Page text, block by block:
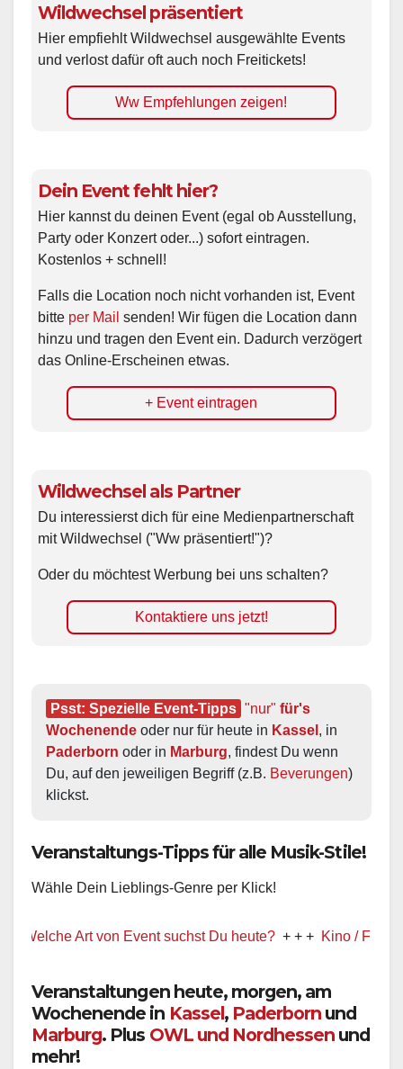
Wildwechsel präsentiert
Hier empfiehlt Wildwechsel ausgewählte Events
und verlost dafür oft auch noch Freitickets!
Ww Empfehlungen zeigen!
Dein Event fehlt hier?
Hier kannst du deinen Event (egal ob Ausstellung,
Party oder Konzert oder...) sofort eintragen.
Kostenlos + schnell!
Falls die Location noch nicht vorhanden ist, Event
bitte per Mail senden! Wir fügen die Location dann
hinzu und tragen den Event ein. Dadurch verzögert
das Online-Erscheinen etwas.
+ Event eintragen
Wildwechsel als Partner
Du interessierst dich für eine Medienpartnerschaft
mit Wildwechsel ("Ww präsentiert!")?
Oder du möchtest Werbung bei uns schalten?
Kontaktiere uns jetzt!
Psst: Spezielle Event-Tipps "nur" für's
Wochenende oder nur für heute in Kassel
Paderborn oder in Marburg, findest Du wenn
Du, auf den jeweiligen Begriff (z.B. Beverungen)
klickst.
Veranstaltungs-Tipps für alle Musik-Stile!
Wähle Dein Lieblings-Genre per Klick!
Art von Event suchst Du heute? + + + Kino / Film + + +
Veranstaltungen heute, morgen, am
Wochenende in Kassel, Paderborn und
Marburg. Plus OWL und Nordhessen und
mehr!